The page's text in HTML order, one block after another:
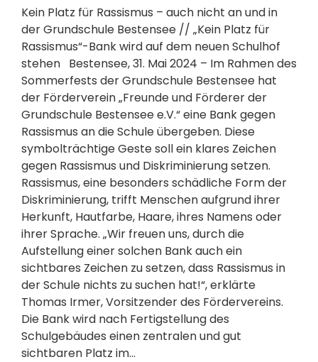
Kein Platz für Rassismus – auch nicht an und in
der Grundschule Bestensee // „Kein Platz für
Rassismus“-Bank wird auf dem neuen Schulhof
stehen Bestensee, 31. Mai 2024 – Im Rahmen des
Sommerfests der Grundschule Bestensee hat
der Förderverein „Freunde und Förderer der
Grundschule Bestensee e.V.“ eine Bank gegen
Rassismus an die Schule übergeben. Diese
symbolträchtige Geste soll ein klares Zeichen
gegen Rassismus und Diskriminierung setzen.
Rassismus, eine besonders schädliche Form der
Diskriminierung, trifft Menschen aufgrund ihrer
Herkunft, Hautfarbe, Haare, ihres Namens oder
ihrer Sprache. „Wir freuen uns, durch die
Aufstellung einer solchen Bank auch ein
sichtbares Zeichen zu setzen, dass Rassismus in
der Schule nichts zu suchen hat!“, erklärte
Thomas Irmer, Vorsitzender des Fördervereins.
Die Bank wird nach Fertigstellung des
Schulgebäudes einen zentralen und gut
sichtbaren Platz im…